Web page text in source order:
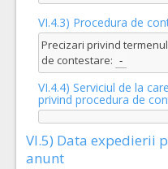
VI.4.3) Procedura de
Precizari privind
de contestare: -
VI.4.4) Serviciul de la
privind procedura de
VI.5) Data expedierii
anunt